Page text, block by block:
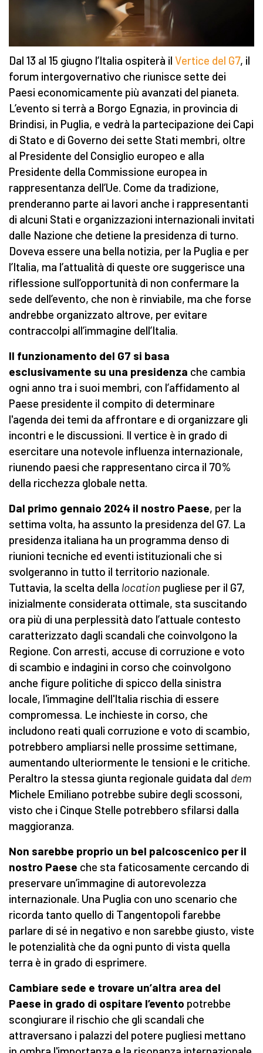
Dal 13 al 15 giugno l’Italia ospiterà il Vertice del G7, il
forum intergovernativo che riunisce sette dei
Paesi economicamente più avanzati del pianeta.
L’evento si terrà a Borgo Egnazia, in provincia di
Brindisi, in Puglia, e vedrà la partecipazione dei Capi
di Stato e di Governo dei sette Stati membri, oltre
al Presidente del Consiglio europeo e alla
Presidente della Commissione europea in
rappresentanza dell’Ue. Come da tradizione,
prenderanno parte ai lavori anche i rappresentanti
di alcuni Stati e organizzazioni internazionali invitati
dalle Nazione che detiene la presidenza di turno.
Doveva essere una bella notizia, per la Puglia e per
l’Italia, ma l’attualità di queste ore suggerisce una
riflessione sull’opportunità di non confermare la
sede dell’evento, che non è rinviabile, ma che forse
andrebbe organizzato altrove, per evitare
contraccolpi all’immagine dell’Italia.
Il funzionamento del G7 si basa
esclusivamente su una presidenza che cambia
ogni anno tra i suoi membri, con l’affidamento al
Paese presidente il compito di determinare
l'agenda dei temi da affrontare e di organizzare gli
incontri e le discussioni. Il vertice è in grado di
esercitare una notevole influenza internazionale,
riunendo paesi che rappresentano circa il 70%
della ricchezza globale netta.
Dal primo gennaio 2024 il nostro Paese, per la
settima volta, ha assunto la presidenza del G7. La
presidenza italiana ha un programma denso di
riunioni tecniche ed eventi istituzionali che si
svolgeranno in tutto il territorio nazionale.
Tuttavia, la scelta della location pugliese per il G7,
inizialmente considerata ottimale, sta suscitando
ora più di una perplessità dato l’attuale contesto
caratterizzato dagli scandali che coinvolgono la
Regione. Con arresti, accuse di corruzione e voto
di scambio e indagini in corso che coinvolgono
anche figure politiche di spicco della sinistra
locale, l'immagine dell'Italia rischia di essere
compromessa. Le inchieste in corso, che
includono reati quali corruzione e voto di scambio,
potrebbero ampliarsi nelle prossime settimane,
aumentando ulteriormente le tensioni e le critiche.
Peraltro la stessa giunta regionale guidata dal dem
Michele Emiliano potrebbe subire degli scossoni,
visto che i Cinque Stelle potrebbero sfilarsi dalla
maggioranza.
Non sarebbe proprio un bel palcoscenico per il
nostro Paese che sta faticosamente cercando di
preservare un’immagine di autorevolezza
internazionale. Una Puglia con uno scenario che
ricorda tanto quello di Tangentopoli farebbe
parlare di sé in negativo e non sarebbe giusto, viste
le potenzialità che da ogni punto di vista quella
terra è in grado di esprimere.
Cambiare sede e trovare un’altra area del
Paese in grado di ospitare l’evento potrebbe
scongiurare il rischio che gli scandali che
attraversano i palazzi del potere pugliesi mettano